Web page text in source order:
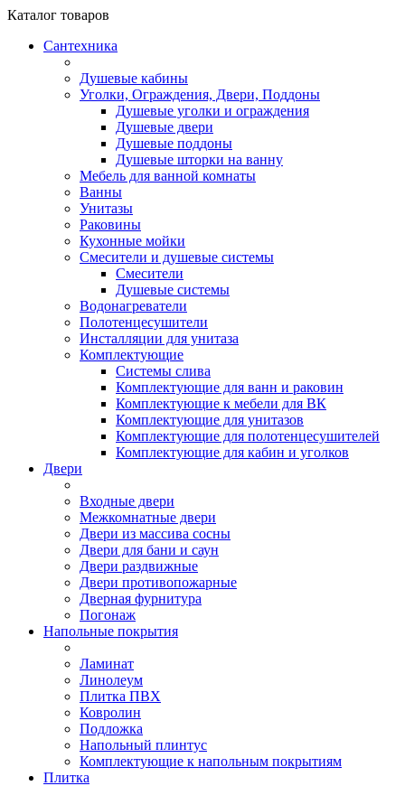
Каталог товаров
Сантехника
Душевые кабины
Уголки, Ограждения, Двери, Поддоны
Душевые уголки и ограждения
Душевые двери
Душевые поддоны
Душевые шторки на ванну
Мебель для ванной комнаты
Ванны
Унитазы
Раковины
Кухонные мойки
Смесители и душевые системы
Смесители
Душевые системы
Водонагреватели
Полотенцесушители
Инсталляции для унитаза
Комплектующие
Системы слива
Комплектующие для ванн и раковин
Комплектующие к мебели для ВК
Комплектующие для унитазов
Комплектующие для полотенцесушителей
Комплектующие для кабин и уголков
Двери
Входные двери
Межкомнатные двери
Двери из массива сосны
Двери для бани и саун
Двери раздвижные
Двери противопожарные
Дверная фурнитура
Погонаж
Напольные покрытия
Ламинат
Линолеум
Плитка ПВХ
Ковролин
Подложка
Напольный плинтус
Комплектующие к напольным покрытиям
Плитка